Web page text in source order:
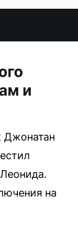
и
Джонатан
на